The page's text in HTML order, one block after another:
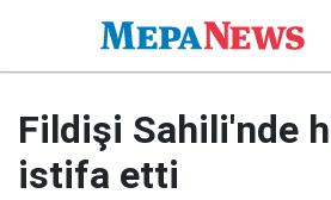
Fildişi Sahili'nde
istifa etti